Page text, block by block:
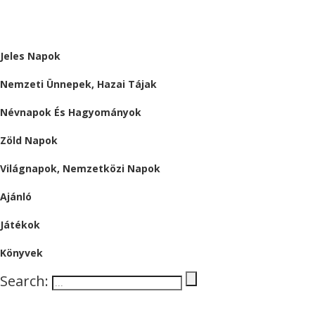
Jeles Napok
Nemzeti Ünnepek, Hazai Tájak
Névnapok És Hagyományok
Zöld Napok
Világnapok, Nemzetközi Napok
Ajánló
Játékok
Könyvek
Search: